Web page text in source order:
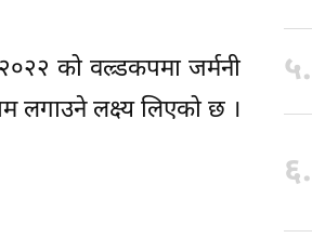
को वल्र्डकपमा जर्मनी
लगाउने लक्ष्य लिएको छ ।
५.
६.